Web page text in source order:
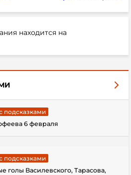
находится на
подсказками
6 февраля
подсказками
голы Василевского, Тарасова,